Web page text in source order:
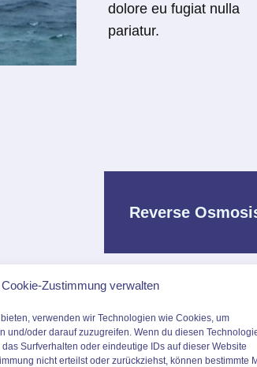
Cookie-Zustimmung verwalten
verwenden wir Technologien wie Cookies, um
und/oder darauf zuzugreifen. Wenn du diesen
Surfverhalten oder eindeutige IDs auf dieser Website
nicht erteilst oder zurückziehst, können bestimmte
dolore eu fugiat nulla
pariatur.
Reverse
Interdum velit
placerat duis.
suspendisse
condimentum.